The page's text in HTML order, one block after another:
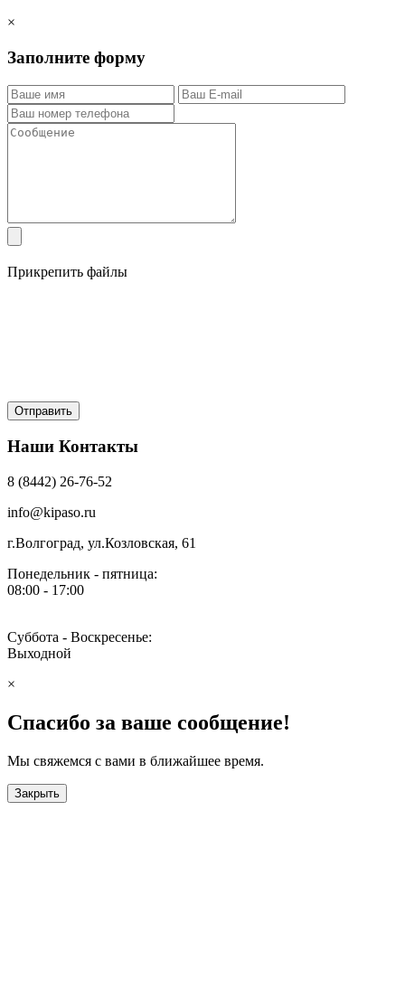
×
Заполните форму
Прикрепить файлы
Наши Контакты
8 (8442) 26-76-52
info@kipaso.ru
г.Волгоград, ул.Козловская, 61
Понедельник - пятница:
08:00 - 17:00
Суббота - Воскресенье:
Выходной
×
Спасибо за ваше сообщение!
Мы свяжемся с вами в ближайшее время.
Закрыть